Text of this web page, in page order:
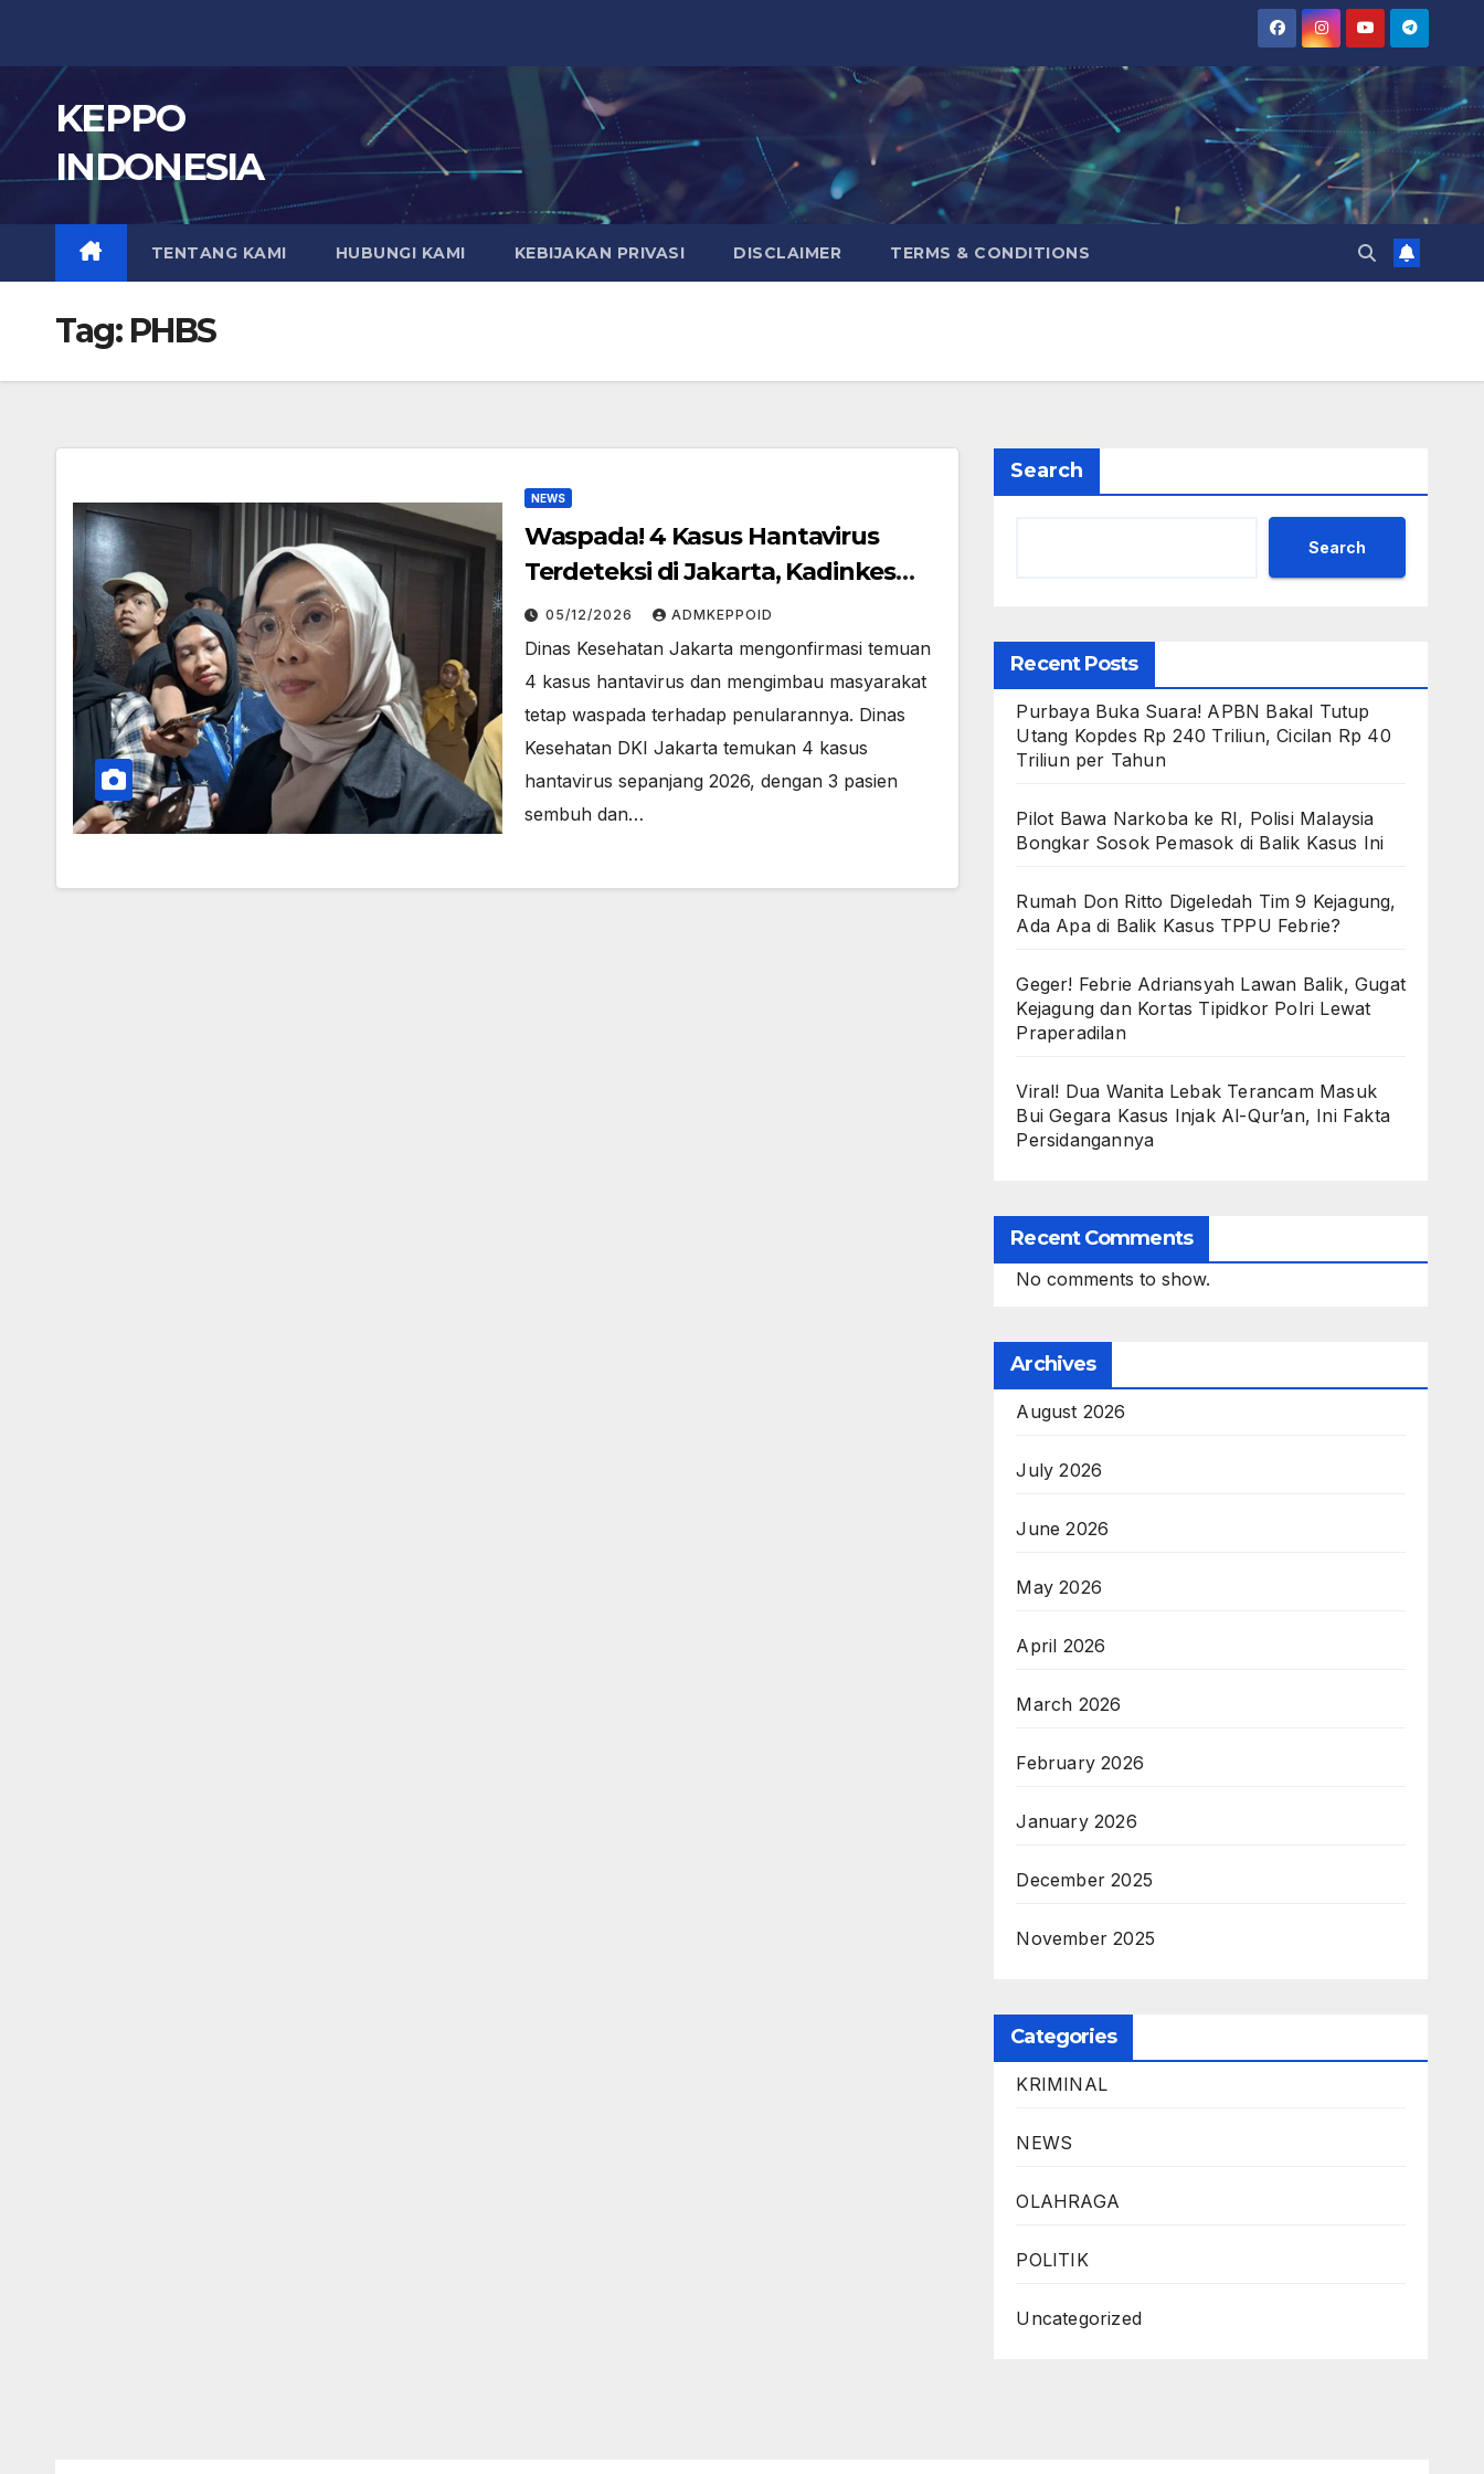
content
KEPPO
INDONESIA
TENTANG KAMI HUBUNGI KAMI KEBIJAKAN PRIVASI DISCLAIMER TERMS & CONDITIONS
Tag: PHBS
NEWS
Waspada! 4 Kasus Hantavirus
Terdeteksi di Jakarta, Kadinkes
Beri Peringatan
05/12/2026 ADMKEPPOID
Dinas Kesehatan Jakarta mengonfirmasi temuan
4 kasus hantavirus dan mengimbau masyarakat
tetap waspada terhadap penularannya. Dinas
Kesehatan DKI Jakarta temukan 4 kasus
hantavirus sepanjang 2026, dengan 3 pasien
sembuh dan…
Search
Search
Recent Posts
Purbaya Buka Suara! APBN Bakal Tutup
Utang Kopdes Rp 240 Triliun, Cicilan Rp 40
Triliun per Tahun
Pilot Bawa Narkoba ke RI, Polisi Malaysia
Bongkar Sosok Pemasok di Balik Kasus Ini
Rumah Don Ritto Digeledah Tim 9 Kejagung,
Ada Apa di Balik Kasus TPPU Febrie?
Geger! Febrie Adriansyah Lawan Balik, Gugat
Kejagung dan Kortas Tipidkor Polri Lewat
Praperadilan
Viral! Dua Wanita Lebak Terancam Masuk
Bui Gegara Kasus Injak Al-Qur’an, Ini Fakta
Persidangannya
Recent Comments
No comments to show.
Archives
August 2026
July 2026
June 2026
May 2026
April 2026
March 2026
February 2026
January 2026
December 2025
November 2025
Categories
KRIMINAL
NEWS
OLAHRAGA
POLITIK
Uncategorized